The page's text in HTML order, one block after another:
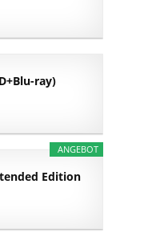
ray)
ANGEBOT
Edition